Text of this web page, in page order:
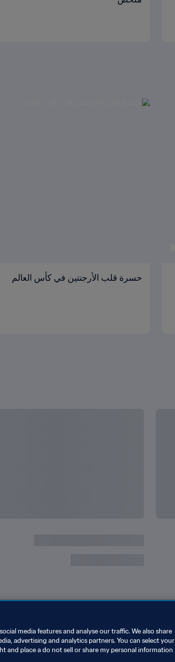
حسرة قلب الأرجنتين في كأس العالم
media features and analyse our traffic. We also share
advertising and analytics partners. You can select your
and place a do not sell or share my personal information